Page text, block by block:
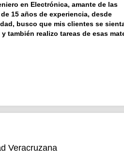
en Electrónica, amante de las
15 años de experiencia, desde
busco que mis clientes se
también realizo tareas de esas
en XALAPA, VERACRUZ,
está a un clic de distancia.
Veracruzana